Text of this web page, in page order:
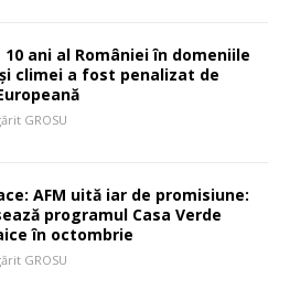
10 ani al României în domeniile
climei a fost penalizat de
GROSU
AFM uită iar de promisiune:
programul Casa Verde
în octombrie
GROSU